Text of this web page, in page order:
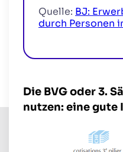
Quelle: BJ:
durch Personen
Die BVG oder 3.
nutzen: eine gute